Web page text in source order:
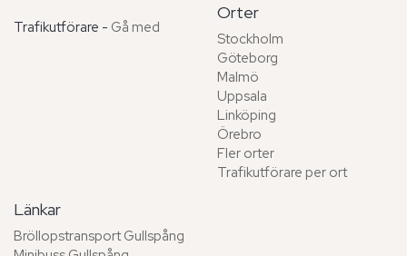
Trafikutförare - Gå med
Orter
Stockholm
Göteborg
Malmö
Uppsala
Linköping
Örebro
Fler orter
Trafikutförare per ort
Länkar
Bröllopstransport Gullspång